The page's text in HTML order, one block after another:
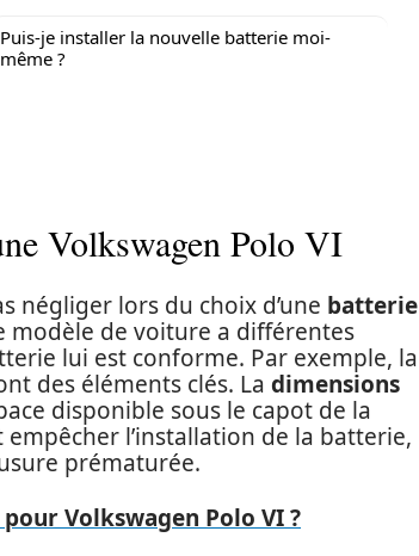
Puis-je installer la nouvelle batterie moi-
même ?
Volkswagen Polo VI
négliger lors du choix d’une batterie
modèle de voiture a différentes
lui est conforme. Par exemple, la
des éléments clés. La dimensions
disponible sous le capot de la
l’installation de la batterie,
prématurée.
Volkswagen Polo VI ?